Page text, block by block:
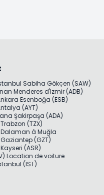
Sabiha Gökçen (SAW)
Menderes d'Izmir (ADB)
Esenboğa (ESB)
(AYT)
Şakirpaşa (ADA)
(TZX)
à Muğla
(GZT)
(ASR)
Location de voiture
(IST)